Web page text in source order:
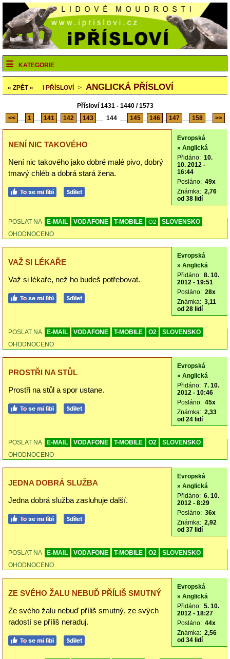
KATEGORIE
« ZPĚT « i PŘÍSLOVÍ > ANGLICKÁ PŘÍSLOVÍ
Přísloví 1431 - 1440 / 1573
<<
1 141 142 143 144 145 146 147 158 >>
NENÍ NIC TAKOVÉHO
Není nic takového jako dobré malé pivo, dobrý
tmavý chléb a dobrá stará žena.
Evropská
» Anglická
Přidáno: 10.
10. 2012 -
16:44
Posláno: 49x
Známka: 2,76
od 38 lidí
POSLAT NA E-MAIL VODAFONE T-MOBILE O2
SLOVENSKO
OHODNOCENO
VAŽ SI LÉKAŘE
Važ si lékaře, než ho budeš potřebovat.
Evropská
» Anglická
Přidáno: 8. 10.
2012 - 19:51
Posláno: 28x
Známka: 3,11
od 28 lidí
POSLAT NA E-MAIL VODAFONE T-MOBILE O2
SLOVENSKO
OHODNOCENO
PROSTŘI NA STŮL
Prostři na stůl a spor ustane.
Evropská
» Anglická
Přidáno: 7. 10.
2012 - 10:46
Posláno: 45x
Známka: 2,33
od 24 lidí
POSLAT NA E-MAIL VODAFONE T-MOBILE O2
SLOVENSKO
OHODNOCENO
JEDNA DOBRÁ SLUŽBA
Jedna dobrá služba zasluhuje další.
Evropská
» Anglická
Přidáno: 6. 10.
2012 - 8:29
Posláno: 36x
Známka: 2,92
od 37 lidí
POSLAT NA E-MAIL VODAFONE T-MOBILE O2
SLOVENSKO
OHODNOCENO
ZE SVÉHO ŽALU NEBUĎ PŘÍLIŠ SMUTNÝ
Ze svého žalu nebuď příliš smutný, ze svých
radostí se příliš neraduj.
Evropská
» Anglická
Přidáno: 5. 10.
2012 - 18:27
Posláno: 44x
Známka: 2,56
od 34 lidí